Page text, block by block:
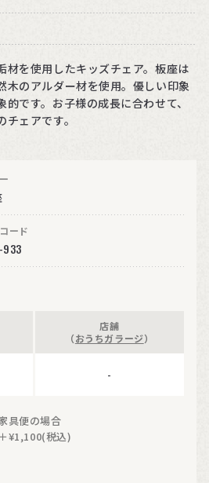
材を使用したキッズチェア。板座は
木のアルダー材を使用。優しい印象
です。お子様の成長に合わせて、
ェアです。
ード
店舗
（おうちガラージ）
-
具便の場合
＋¥1,100(税込)